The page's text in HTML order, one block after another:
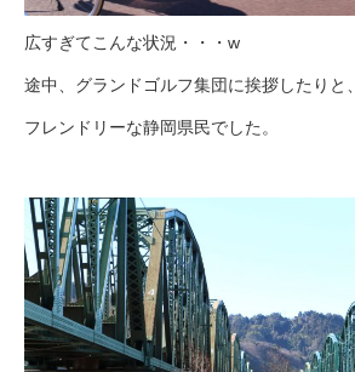
広すぎてこんな状況・・・w
途中、グランドゴルフ集団に挨拶したりと、
フレンドリーな静岡県民でした。